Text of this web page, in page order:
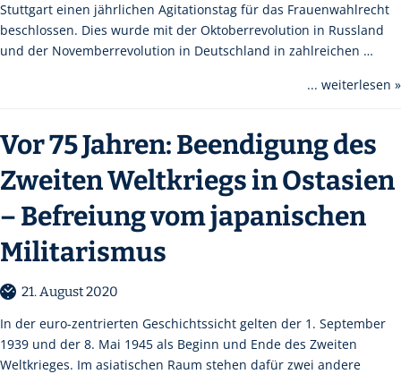
Stuttgart einen jährlichen Agitationstag für das Frauenwahlrecht
beschlossen. Dies wurde mit der Oktoberrevolution in Russland
und der Novemberrevolution in Deutschland in zahlreichen …
... weiterlesen »
Vor 75 Jahren: Beendigung des
Zweiten Weltkriegs in Ostasien
– Befreiung vom japanischen
Militarismus
21. August 2020
In der euro-zentrierten Geschichtssicht gelten der 1. September
1939 und der 8. Mai 1945 als Beginn und Ende des Zweiten
Weltkrieges. Im asiatischen Raum stehen dafür zwei andere